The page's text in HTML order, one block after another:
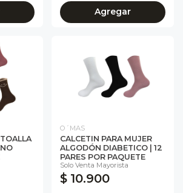
Agregar
O´MAS
CALCETIN PARA MUJER
ALGODÓN DIABETICO | 12
PARES POR PAQUETE
Solo Venta Mayorista
$ 10.900